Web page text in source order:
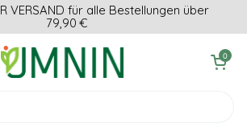
VERSAND für alle Bestellungen über
79,90 €
Einkaufswagen
0